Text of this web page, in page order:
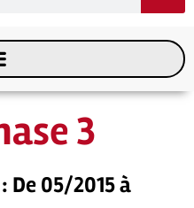
3
De 05/2015 à